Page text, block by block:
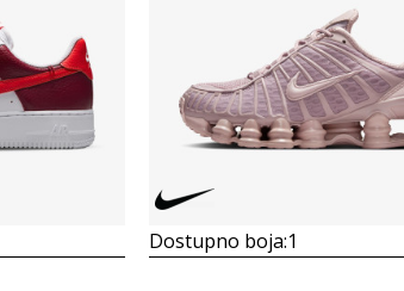
Dostupno boja:1